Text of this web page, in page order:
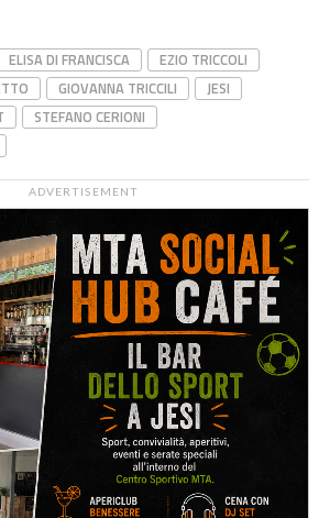
ELISA DI FRANCISCA
EZIO TRICCOLI
GIOVANNA TRICCILI
JESI
STEFANO CERIONI
ADVERTISEMENT